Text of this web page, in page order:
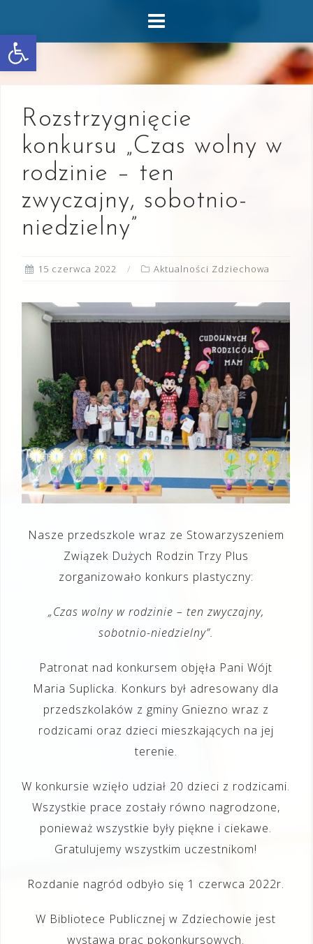
Otwórz pasek narzędzi
content
Rozstrzygnięcie
konkursu „Czas wolny w
rodzinie – ten
zwyczajny, sobotnio-
niedzielny”
15 czerwca 2022 Aktualności Zdziechowa
Nasze przedszkole wraz ze Stowarzyszeniem
Związek Dużych Rodzin Trzy Plus
zorganizowało konkurs plastyczny:
„Czas wolny w rodzinie – ten zwyczajny,
sobotnio-niedzielny”.
Patronat nad konkursem objęła Pani Wójt
Maria Suplicka. Konkurs był adresowany dla
przedszkolaków z gminy Gniezno wraz z
rodzicami oraz dzieci mieszkających na jej
terenie.
W konkursie wzięło udział 20 dzieci z rodzicami.
Wszystkie prace zostały równo nagrodzone,
ponieważ wszystkie były piękne i ciekawe.
Gratulujemy wszystkim uczestnikom!
Rozdanie nagród odbyło się 1 czerwca 2022r.
W Bibliotece Publicznej w Zdziechowie jest
wystawa prac pokonkursowych.